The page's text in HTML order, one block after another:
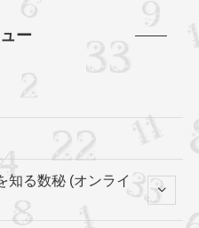
ー
知る数秘 (オンライ